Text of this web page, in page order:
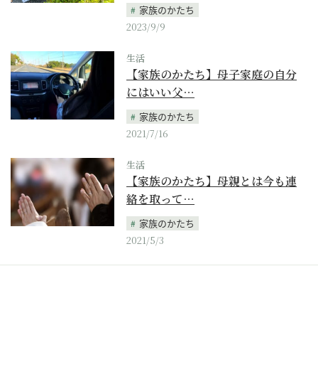
家族のかたち
2023/9/9
生活
【家族のかたち】母子家庭の自分
にはいい父…
家族のかたち
2021/7/16
生活
【家族のかたち】母親とは今も連
絡を取って…
家族のかたち
2021/5/3